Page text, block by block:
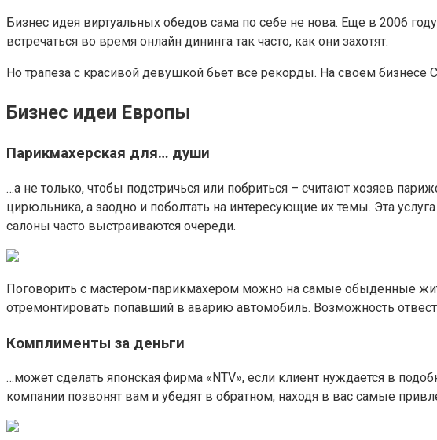
Бизнес идея виртуальных обедов сама по себе не нова. Еще в 2006
встречаться во время онлайн дининга так часто, как они захотят.
Но трапеза с красивой девушкой бьет все рекорды. На своем
Бизнес идеи Европы
Парикмахерская для… души
…а не только, чтобы подстричься или побриться – считают хозяев
цирюльника, а заодно и поболтать на интересующие их темы. Эта
салоны часто выстраиваются очереди.
Поговорить с мастером-парикмахером можно на самые обыденные
отремонтировать попавший в аварию автомобиль. Возможность
Комплименты за деньги
…может сделать японская фирма «NTV», если клиент нуждается в
компании позвонят вам и убедят в обратном, находя в вас самые